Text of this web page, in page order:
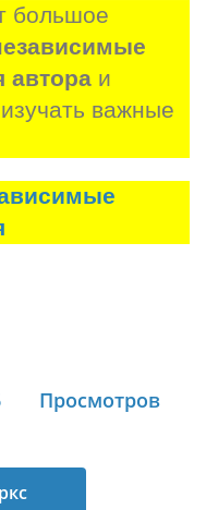
большое
автора и
важные
Просмотров